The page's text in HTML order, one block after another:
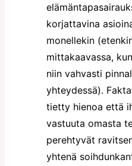
korjattavina
monellekin
mittakaavassa,
niin vahvasti
yhteydessä).
tietty hienoa että
vastuuta omasta
perehtyvät
yhtenä